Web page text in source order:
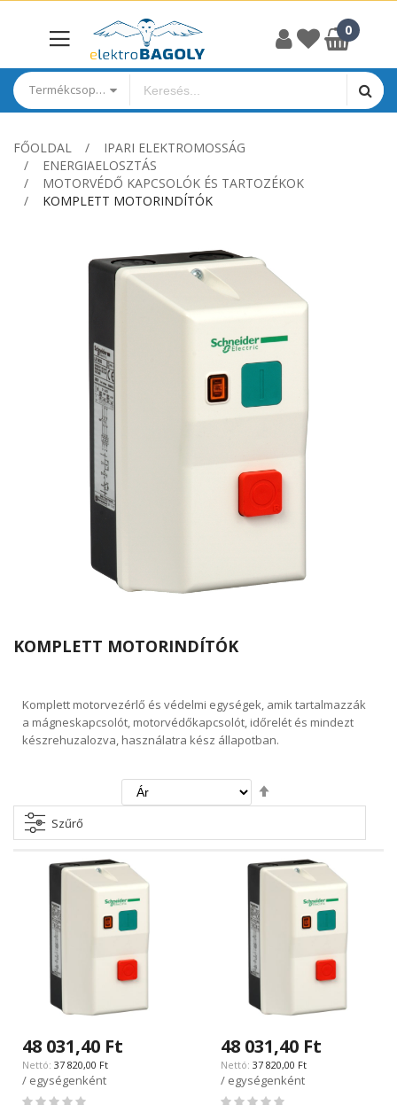
Termékcsoportok
FŐOLDAL
IPARI ELEKTROMOSSÁG
ENERGIAELOSZTÁS
MOTORVÉDŐ KAPCSOLÓK ÉS TARTOZÉKOK
KOMPLETT MOTORINDÍTÓK
KOMPLETT MOTORINDÍTÓK
Komplett motorvezérlő és védelmi egységek, amik tartalmazzák
a mágneskapcsolót, motorvédőkapcsolót, időrelét és mindezt
készrehuzalozva, használatra kész állapotban.
irány
Szűrő
48 031,40 Ft
37 820,00 Ft
/ egységenként
Rating:
48 031,40 Ft
37 820,00 Ft
/ egységenként
Rating: